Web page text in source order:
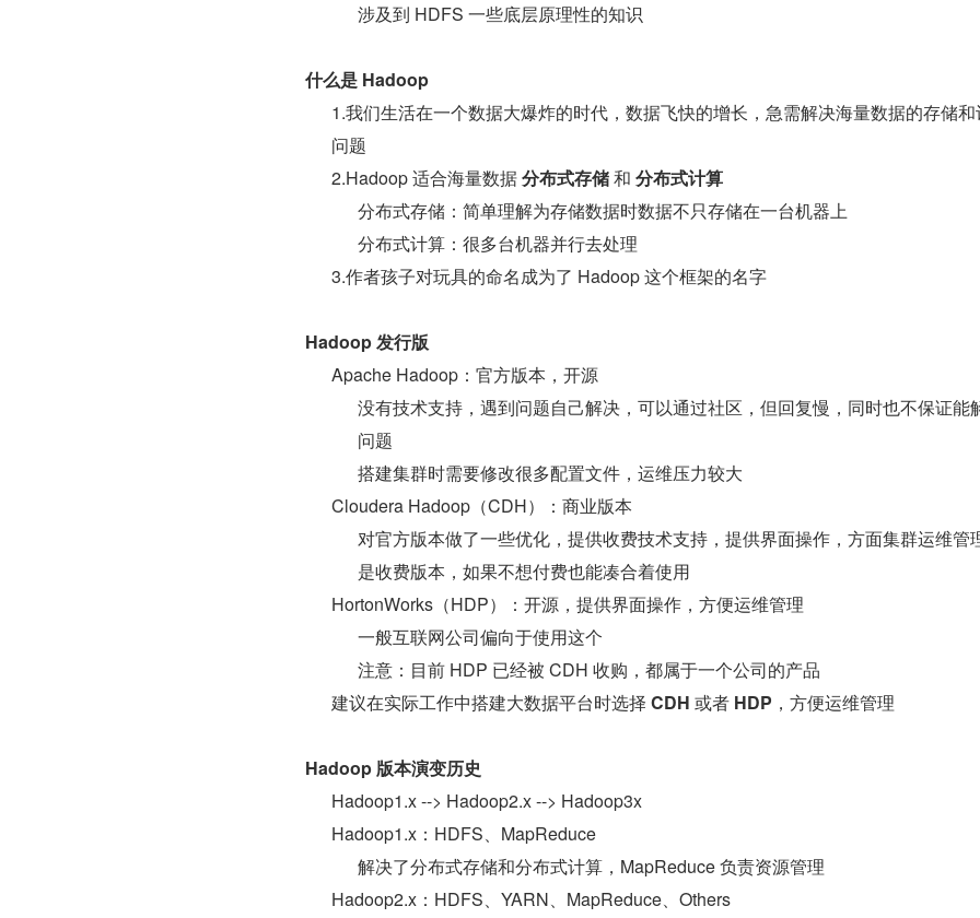
涉及到 HDFS 一些底层原理性的知识
什么是 Hadoop
1.我们生活在一个数据大爆炸的时代，数据飞快的增长，急需解决海量数据的存储
问题
2.Hadoop 适合海量数据 分布式存储 和 分布式计算
分布式存储：简单理解为存储数据时数据不只存储在一台机器上
分布式计算：很多台机器并行去处理
3.作者孩子对玩具的命名成为了 Hadoop 这个框架的名字
Hadoop 发行版
Apache Hadoop：官方版本，开源
没有技术支持，遇到问题自己解决，可以通过社区，但回复慢，同时也不保证能
问题
搭建集群时需要修改很多配置文件，运维压力较大
Cloudera Hadoop（CDH）：商业版本
对官方版本做了一些优化，提供收费技术支持，提供界面操作，方面集群运维管
是收费版本，如果不想付费也能凑合着使用
HortonWorks（HDP）：开源，提供界面操作，方便运维管理
一般互联网公司偏向于使用这个
注意：目前 HDP 已经被 CDH 收购，都属于一个公司的产品
建议在实际工作中搭建大数据平台时选择 CDH 或者 HDP ，方便运维管理
Hadoop 版本演变历史
Hadoop1.x --> Hadoop2.x --> Hadoop3x
Hadoop1.x：HDFS、MapReduce
解决了分布式存储和分布式计算，MapReduce 负责资源管理
Hadoop2.x：HDFS、YARN、MapReduce、Others